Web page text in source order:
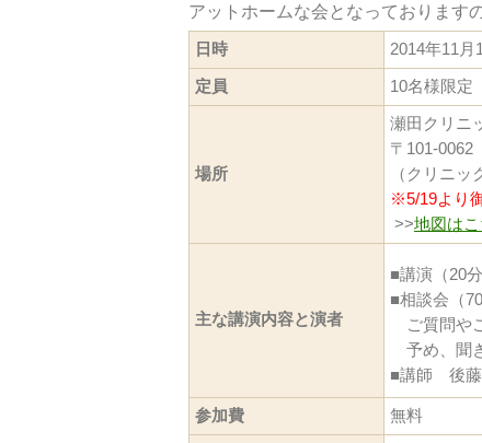
アットホームな会となっております
日時 2014年11月
定員 10名様限定
場所
瀬田クリニ
〒101-
（クリニッ
※5/19より
>>地図はこ
主な講演内容と演者
■講演（20
■相談会（70
ご質問や
予め、聞
■講師 後
参加費 無料